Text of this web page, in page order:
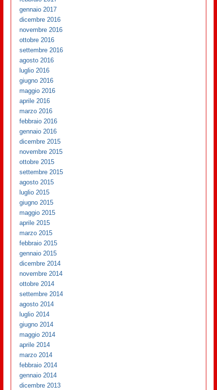
gennaio 2017
dicembre 2016
novembre 2016
ottobre 2016
settembre 2016
agosto 2016
luglio 2016
giugno 2016
maggio 2016
aprile 2016
marzo 2016
febbraio 2016
gennaio 2016
dicembre 2015
novembre 2015
ottobre 2015
settembre 2015
agosto 2015
luglio 2015
giugno 2015
maggio 2015
aprile 2015
marzo 2015
febbraio 2015
gennaio 2015
dicembre 2014
novembre 2014
ottobre 2014
settembre 2014
agosto 2014
luglio 2014
giugno 2014
maggio 2014
aprile 2014
marzo 2014
febbraio 2014
gennaio 2014
dicembre 2013